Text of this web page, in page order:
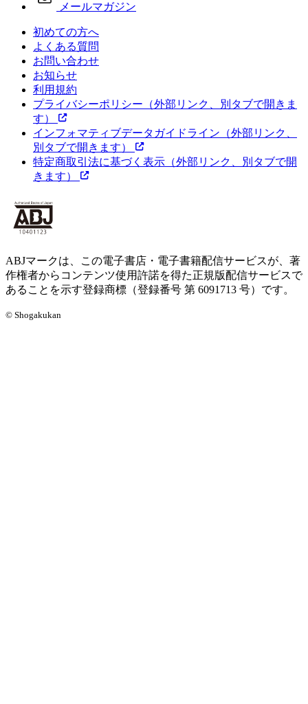
メールマガジン
初めての方へ
よくある質問
お問い合わせ
お知らせ
利用規約
プライバシーポリシー （外部リンク、別タブで開きま
す）
インフォマティブデータガイドライン （外部リンク、
別タブで開きます）
特定商取引法に基づく表示 （外部リンク、別タブで開
きます）
ABJマークは、この電子書店・電子書籍配信サービスが、著
作権者からコンテンツ使用許諾を得た正規版配信サービスで
あることを示す登録商標（登録番号 第 6091713 号）です。
© Shogakukan